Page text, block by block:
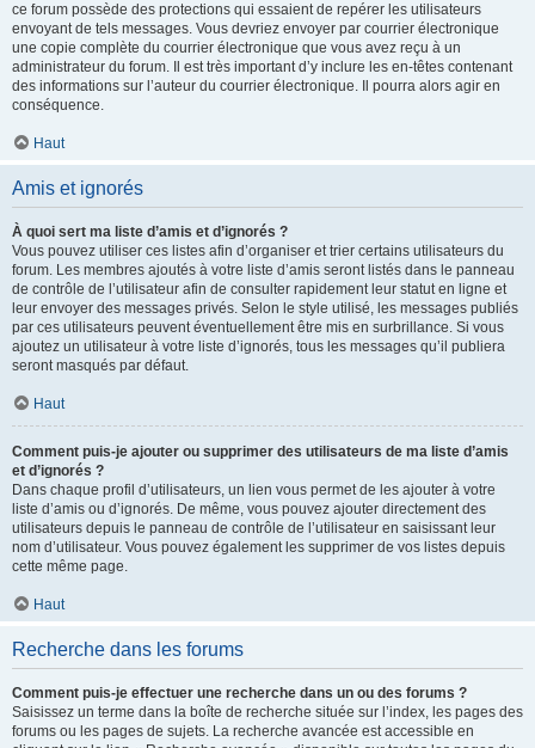
ce forum possède des protections qui essaient de repérer les utilisateurs
envoyant de tels messages. Vous devriez envoyer par courrier électronique
une copie complète du courrier électronique que vous avez reçu à un
administrateur du forum. Il est très important d’y inclure les en-têtes contenant
des informations sur l’auteur du courrier électronique. Il pourra alors agir en
conséquence.
Haut
Amis et ignorés
À quoi sert ma liste d’amis et d’ignorés ?
Vous pouvez utiliser ces listes afin d’organiser et trier certains utilisateurs du
forum. Les membres ajoutés à votre liste d’amis seront listés dans le panneau
de contrôle de l’utilisateur afin de consulter rapidement leur statut en ligne et
leur envoyer des messages privés. Selon le style utilisé, les messages publiés
par ces utilisateurs peuvent éventuellement être mis en surbrillance. Si vous
ajoutez un utilisateur à votre liste d’ignorés, tous les messages qu’il publiera
seront masqués par défaut.
Haut
Comment puis-je ajouter ou supprimer des utilisateurs de ma liste d’amis
et d’ignorés ?
Dans chaque profil d’utilisateurs, un lien vous permet de les ajouter à votre
liste d’amis ou d’ignorés. De même, vous pouvez ajouter directement des
utilisateurs depuis le panneau de contrôle de l’utilisateur en saisissant leur
nom d’utilisateur. Vous pouvez également les supprimer de vos listes depuis
cette même page.
Haut
Recherche dans les forums
Comment puis-je effectuer une recherche dans un ou des forums ?
Saisissez un terme dans la boîte de recherche située sur l’index, les pages des
forums ou les pages de sujets. La recherche avancée est accessible en